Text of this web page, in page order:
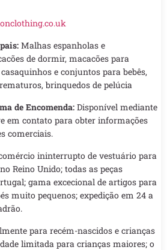
Malhas espanholas e
de dormir, macacões para
e conjuntos para bebês,
brinquedos de pelúcia
de Encomenda: Disponível mediante
em contato para obter informações
comerciais.
ininterrupto de vestuário para
Reino Unido; todas as peças
gama excecional de artigos para
muito pequenos; expedição em 24 a
para recém-nascidos e crianças
limitada para crianças maiores; o